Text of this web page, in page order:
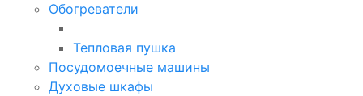
Обогреватели
Тепловая пушка
Посудомоечные машины
Духовые шкафы